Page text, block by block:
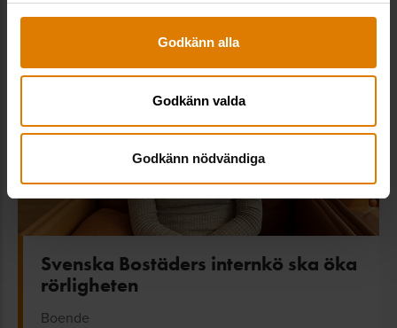
Godkänn alla
Godkänn valda
Godkänn nödvändiga
Svenska Bostäders internkö ska öka
rörligheten
Boende